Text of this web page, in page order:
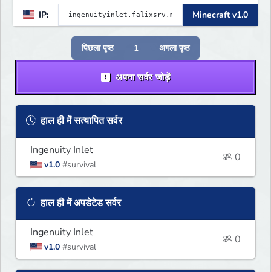
IP:
Minecraft v1.0
पिछला पृष्ठ 1 अगला पृष्ठ
अपना सर्वर जोड़ें
हाल ही में सत्यापित सर्वर
Ingenuity Inlet
v1.0 #survival
0
हाल ही में अपडेटेड सर्वर
Ingenuity Inlet
v1.0 #survival
0